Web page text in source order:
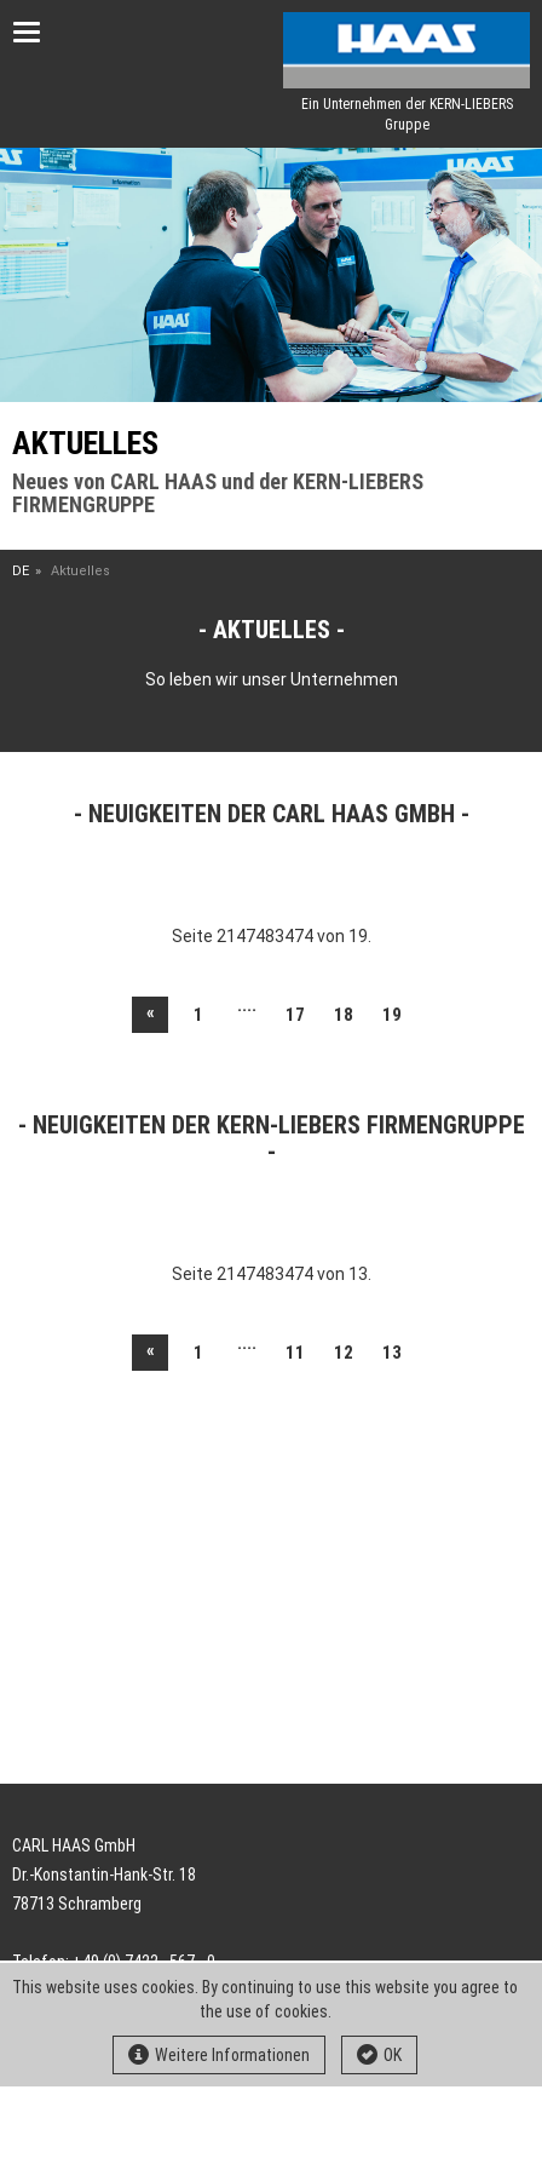
Toggle
Ein Unternehmen der KERN-LIEBERS
Gruppe
AKTUELLES
Neues von CARL HAAS und der KERN-LIEBERS
FIRMENGRUPPE
DE Aktuelles
AKTUELLES
So leben wir unser Unternehmen
NEUIGKEITEN DER CARL HAAS GMBH
Seite 2147483474 von 19.
« 1 .... 17 18 19
NEUIGKEITEN DER KERN-LIEBERS FIRMENGRUPPE
Seite 2147483474 von 13.
« 1 .... 11 12 13
CARL HAAS GmbH
Dr.-Konstantin-Hank-Str. 18
78713 Schramberg
Telefon: +49 (0) 7422 . 567 - 0
Telefax: +49 (0) 7422 . 567 - 239
info-ch@kern-liebers.com
This website uses cookies. By continuing to use this website you agree to
the use of cookies.
Weitere Informationen OK